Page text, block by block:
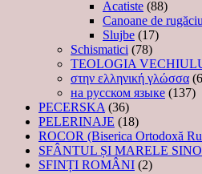
Acatiste (88)
Canoane de
Slujbe (17)
Schismatici (78)
TEOLOGIA
στην ελληνική γλώσσα
на русском языке (137)
PECERSKA (36)
PELERINAJE (18)
ROCOR (Biserica Ortodoxă
SFÂNTUL ȘI MARELE
SFINȚI ROMÂNI (2)